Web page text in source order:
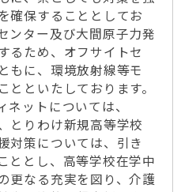
確保することとしてお
ンター及び大間原子力発
るため、オフサイトセ
もに、環境放射線等モ
といたしております。
ットについては、
とりわけ新規高等学校
対策については、引き
ととし、高等学校在学中
更なる充実を図り、介護